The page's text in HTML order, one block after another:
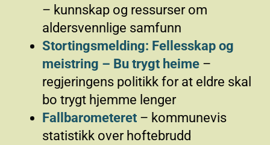
– kunnskap og ressurser om
aldersvennlige samfunn
Stortingsmelding: Fellesskap og
meistring – Bu trygt heime–
regjeringens politikk for at eldre skal
bo trygt hjemme lenger
Fallbarometeret – kommunevis
statistikk over hoftebrudd